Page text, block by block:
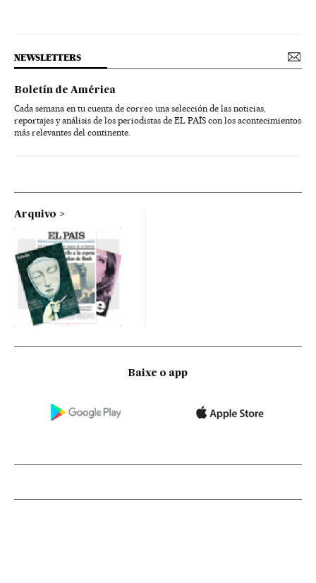
NEWSLETTERS
Boletín de América
Cada semana en tu cuenta de correo una selección de las noticias,
reportajes y análisis de los periodistas de EL PAÍS con los acontecimientos
más relevantes del continente.
Arquivo
Baixe o app